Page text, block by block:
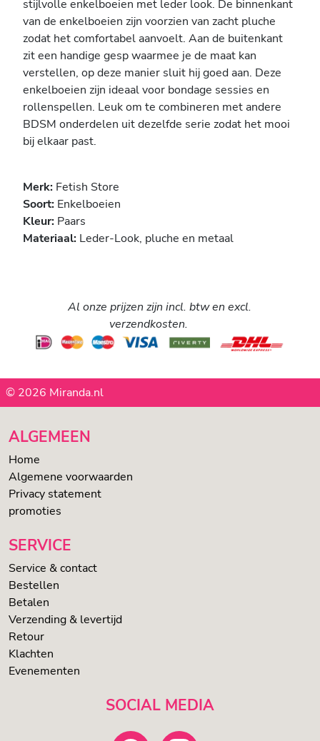
stijlvolle enkelboeien met leder look. De binnenkant
van de enkelboeien zijn voorzien van zacht pluche
zodat het comfortabel aanvoelt. Aan de buitenkant
zit een handige gesp waarmee je de maat kan
verstellen, op deze manier sluit hij goed aan. Deze
enkelboeien zijn ideaal voor bondage sessies en
rollenspellen. Leuk om te combineren met andere
BDSM onderdelen uit dezelfde serie zodat het mooi
bij elkaar past.
Merk: Fetish Store
Soort: Enkelboeien
Kleur: Paars
Materiaal: Leder-Look, pluche en metaal
Al onze prijzen zijn incl. btw en excl.
verzendkosten.
© 2026 Miranda.nl
ALGEMEEN
Home
Algemene voorwaarden
Privacy statement
promoties
SERVICE
Service & contact
Bestellen
Betalen
Verzending & levertijd
Retour
Klachten
Evenementen
SOCIAL MEDIA